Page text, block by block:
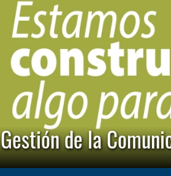
Gestión de la